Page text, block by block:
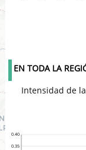
EN TODA LA
Intensidad de
0.35
0.40